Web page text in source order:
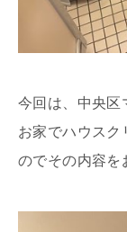
今回は、中央区
お家でハウスク
のでその内容を